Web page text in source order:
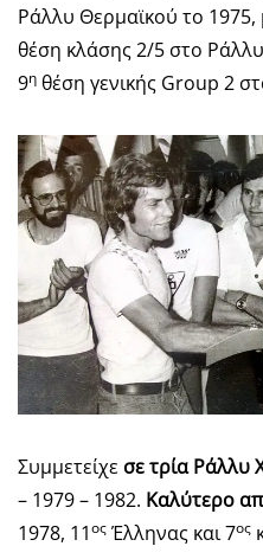
Ράλλυ Θερμαϊκού το 1975,
θέση κλάσης 2/5 στο
9η θέση γενικής Group 2
Συμμετείχε σε τρία Ράλλυ
– 1979 – 1982. Καλύτερο
1978, 11ος Έλληνας και 7ος